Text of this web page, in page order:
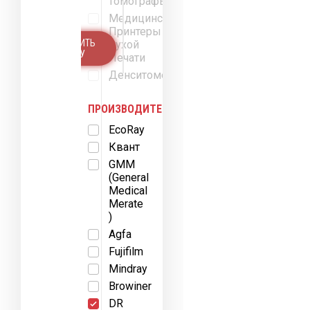
Медицинские
Принтеры
Сухой
Печати
Денситометры
ПРОИЗВОДИТЕЛЬ:
EcoRay
Квант
GMM
(General
Medical
Merate
)
Agfa
Fujifilm
Mindray
Browiner
DR
УТОЧНИТЬ
ЦЕНУ